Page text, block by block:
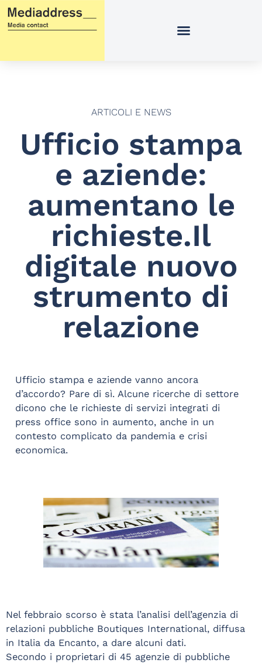
Vai
contenuto
ARTICOLI E NEWS
Ufficio stampa
e aziende:
aumentano le
richieste.Il
digitale nuovo
strumento di
relazione
Ufficio stampa e aziende vanno ancora
d’accordo? Pare di sì. Alcune ricerche di settore
dicono che le richieste di servizi integrati di
press office sono in aumento, anche in un
contesto complicato da pandemia e crisi
economica.
Nel febbraio scorso è stata l’analisi dell’agenzia di
relazioni pubbliche Boutiques International, diffusa
in Italia da Encanto, a dare alcuni dati.
Secondo i proprietari di 45 agenzie di pubbliche